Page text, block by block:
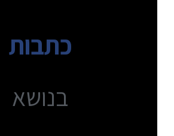
כתבות
בנושא